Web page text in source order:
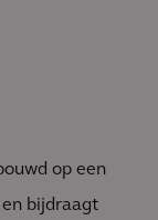
op een
bijdraagt